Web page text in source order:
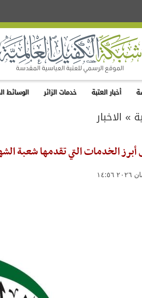
أخبار العتبة خدمات الزائر الوسائط
» الاخبار
أبرز الخدمات التي تقدمها شعبة